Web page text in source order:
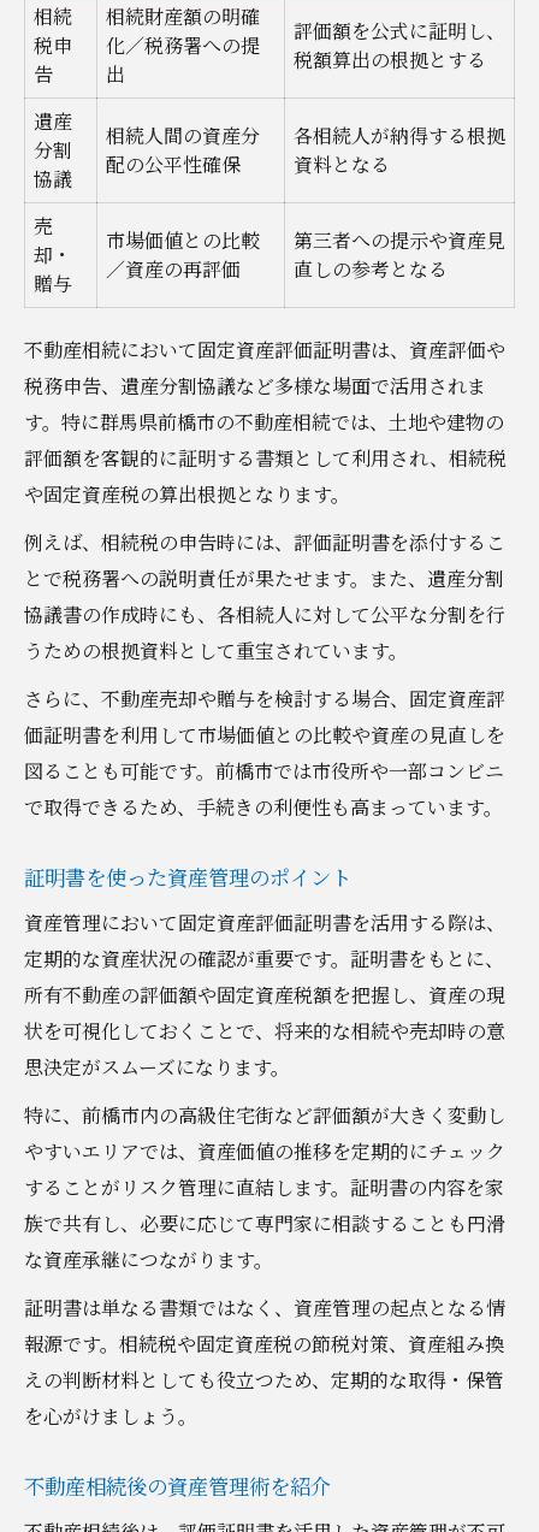
相続
税申
告
相続財産額の明確
化／税務署への提
出
評価額を公式に証明し、
税額算出の根拠とする
遺産
分割
協議
相続人間の資産分
配の公平性確保
各相続人が納得する根拠
資料となる
売
却・
贈与
市場価値との比較
／資産の再評価
第三者への提示や資産見
直しの参考となる
不動産相続において固定資産評価証明書は、資産評価や
税務申告、遺産分割協議など多様な場面で活用されま
す。特に群馬県前橋市の不動産相続では、土地や建物の
評価額を客観的に証明する書類として利用され、相続税
や固定資産税の算出根拠となります。
例えば、相続税の申告時には、評価証明書を添付するこ
とで税務署への説明責任が果たせます。また、遺産分割
協議書の作成時にも、各相続人に対して公平な分割を行
うための根拠資料として重宝されています。
さらに、不動産売却や贈与を検討する場合、固定資産評
価証明書を利用して市場価値との比較や資産の見直しを
図ることも可能です。前橋市では市役所や一部コンビニ
で取得できるため、手続きの利便性も高まっています。
証明書を使った資産管理のポイント
資産管理において固定資産評価証明書を活用する際は、
定期的な資産状況の確認が重要です。証明書をもとに、
所有不動産の評価額や固定資産税額を把握し、資産の現
状を可視化しておくことで、将来的な相続や売却時の意
思決定がスムーズになります。
特に、前橋市内の高級住宅街など評価額が大きく変動し
やすいエリアでは、資産価値の推移を定期的にチェック
することがリスク管理に直結します。証明書の内容を家
族で共有し、必要に応じて専門家に相談することも円滑
な資産承継につながります。
証明書は単なる書類ではなく、資産管理の起点となる情
報源です。相続税や固定資産税の節税対策、資産組み換
えの判断材料としても役立つため、定期的な取得・保管
を心がけましょう。
不動産相続後の資産管理術を紹介